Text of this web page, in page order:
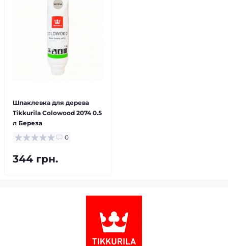
Шпаклевка для дерева
Tikkurila Colowood 2074 0.5
л Береза
0
344 грн.